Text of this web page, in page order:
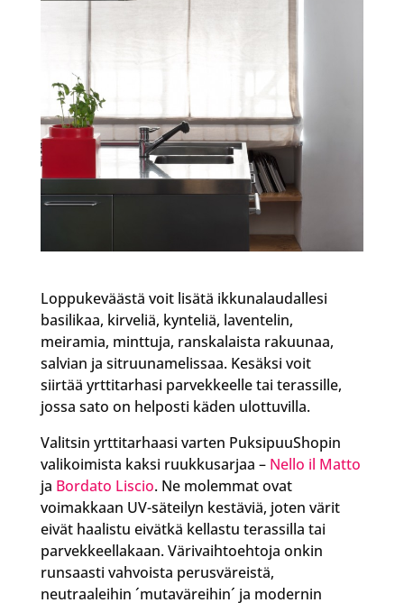
Loppukeväästä voit lisätä ikkunalaudallesi
basilikaa, kirveliä, kynteliä, laventelin,
meiramia, minttuja, ranskalaista rakuunaa,
salvian ja sitruunamelissaa. Kesäksi voit
siirtää yrttitarhasi parvekkeelle tai terassille,
jossa sato on helposti käden ulottuvilla.
Valitsin yrttitarhaasi varten PuksipuuShopin
valikoimista kaksi ruukkusarjaa – Nello il Matto
ja Bordato Liscio. Ne molemmat ovat
voimakkaan UV-säteilyn kestäviä, joten värit
eivät haalistu eivätkä kellastu terassilla tai
parvekkeellakaan. Värivaihtoehtoja onkin
runsaasti vahvoista perusväreistä,
neutraaleihin ´mutaväreihin´ ja modernin